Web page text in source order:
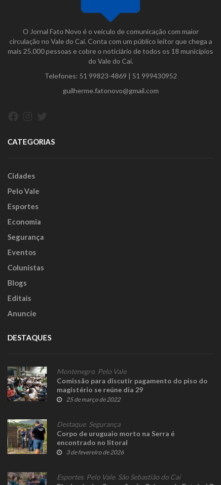
O Jornal Fato Novo é o veículo de comunicação com maior
circulação no Vale do Caí. Conta com um público leitor que chega a
mais 25.000 pessoas e cobre o noticiário de todos os 18 municípios
do Vale do Caí.
Telefones: 51 99823-4869 | 51 999430952
guilherme.fatonovo@gmail.com
CATEGORIAS
Cidades
Pelo Vale
Esportes
Economia
Segurança
Eventos
Colunistas
Blogs
Editais
Anuncie
DESTAQUES
Montenegro Pelo Vale
Comissão para discutir pagamento do piso do
magistério se reúne dia 29
25 de março de 2022
Destaque, Segurança
Corpo de uruguaio morto na Serra é
encontrado no litoral
3 de fevereiro de 2026
Esportes, Pelo Vale, São Sebastião do Caí